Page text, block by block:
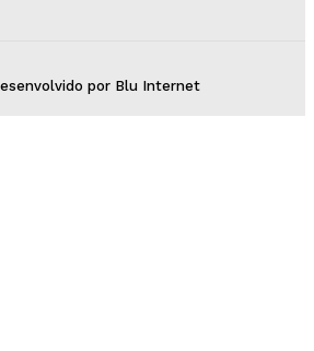
por Blu Internet